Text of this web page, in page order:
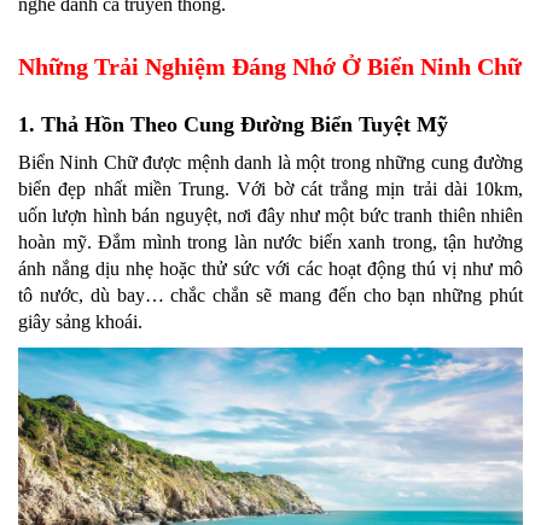
nghề đánh cá truyền thống.
Những Trải Nghiệm Đáng Nhớ Ở Biển Ninh Chữ
1. Thả Hồn Theo Cung Đường Biển Tuyệt Mỹ
Biển Ninh Chữ được mệnh danh là một trong những cung đường
biển đẹp nhất miền Trung. Với bờ cát trắng mịn trải dài 10km,
uốn lượn hình bán nguyệt, nơi đây như một bức tranh thiên nhiên
hoàn mỹ. Đắm mình trong làn nước biển xanh trong, tận hưởng
ánh nắng dịu nhẹ hoặc thử sức với các hoạt động thú vị như mô
tô nước, dù bay… chắc chắn sẽ mang đến cho bạn những phút
giây sảng khoái.